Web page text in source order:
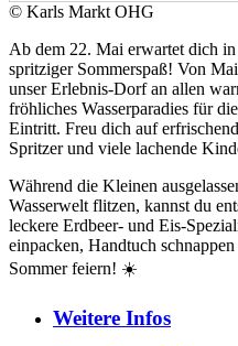
© Karls Markt OHG
Ab dem 22. Mai erwartet dich
spritziger Sommerspaß! Von
unser Erlebnis-Dorf an allen
fröhliches Wasserparadies für
Eintritt. Freu dich auf
Spritzer und viele lachende
Während die Kleinen
Wasserwelt flitzen, kannst du
leckere Erdbeer- und Eis-
einpacken, Handtuch
Sommer feiern! ☀️
Weitere Infos